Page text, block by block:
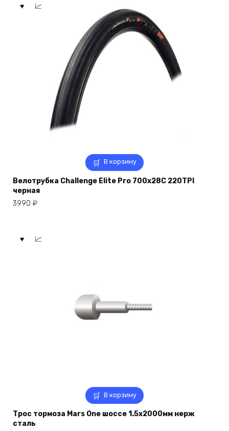
В корзину
Велотрубка Challenge Elite Pro 700x28C 220TPI
черная
3990 ₽
В корзину
Трос тормоза Mars One шоссе 1.5х2000мм нерж
сталь